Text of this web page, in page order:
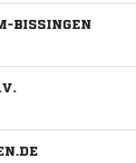
BISSINGEN